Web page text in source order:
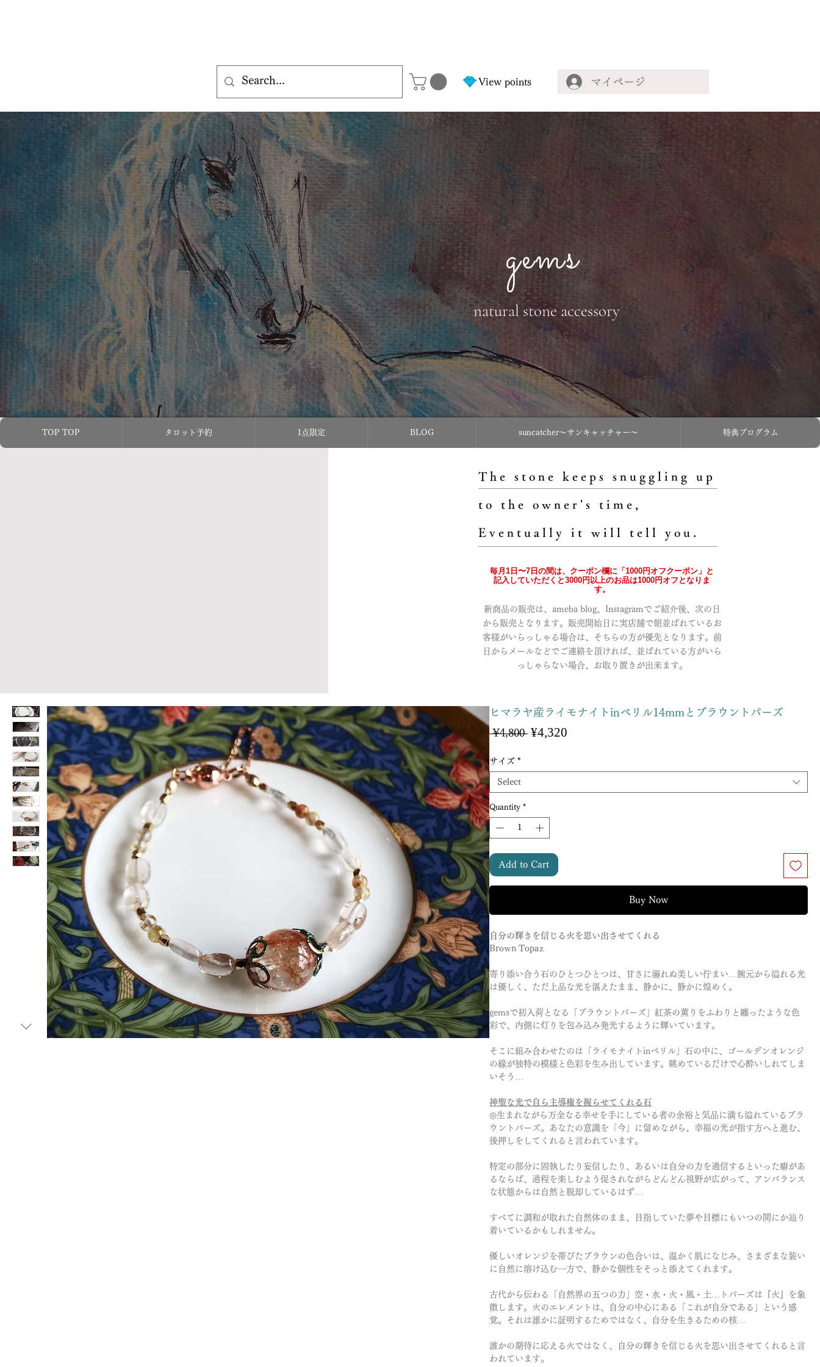
マイページ
View points
gems
natural stone accessory
TOP TOP タロット予約 1点限定 BLOG suncatcher〜サンキャッチャー〜 特典プログラム
The stone keeps snuggling up
to the owner's time,
Eventually it will tell you.
毎月1日〜7日の間は、クーポン欄に「1000円オフクーポン」と
記入していただくと3000円以上のお品は1000円オフとなりま
す。
新商品の販売は、ameba blog、Instagramでご紹介後、次の日
から販売となります。販売開始日に実店舗で朝並ばれているお
客様がいらっしゃる場合は、そちらの方が優先となります。前
日からメールなどでご連絡を頂ければ、並ばれている方がいら
っしゃらない場合、お取り置きが出来ます。
ヒマラヤ産ライモナイトinベリル14mmとブラウントパーズ
¥4,800 Regular
¥4,320
サイズ *
Select
Quantity *
Add to Cart
Buy Now
自分の輝きを信じる火を思い出させてくれる
Brown Topaz
寄り添い合う石のひとつひとつは、甘さに溺れぬ美しい佇まい…腕元から溢れる光
は優しく、ただ上品な光を湛えたまま、静かに、静かに煌めく。
gemsで初入荷となる「ブラウントパーズ」紅茶の薫りをふわりと纏ったような色
彩で、内側に灯りを包み込み発光するように輝いています。
そこに組み合わせたのは「ライモナイトinベリル」石の中に、ゴールデンオレンジ
の線が独特の模様と色彩を生み出しています。眺めているだけで心酔いしれてしま
いそう…
神聖な光で自ら主導権を握らせてくれる石
◎生まれながら万全なる幸せを手にしている者の余裕と気品に満ち溢れているブラ
ウントパーズ。あなたの意識を「今」に留めながら、幸福の光が指す方へと進む、
後押しをしてくれると言われています。
特定の部分に固執したり妄信したり、あるいは自分の力を過信するといった癖があ
るならば、過程を楽しむよう促されながらどんどん視野が広がって、アンバランス
な状態からは自然と脱却しているはず…
すべてに調和が取れた自然体のまま、目指していた夢や目標にもいつの間にか辿り
着いているかもしれません。
優しいオレンジを帯びたブラウンの色合いは、温かく肌になじみ、さまざまな装い
に自然に溶け込む一方で、静かな個性をそっと添えてくれます。
古代から伝わる「自然界の五つの力」空・水・火・風・土…トパーズは『火』を象
徴します。火のエレメントは、自分の中心にある「これが自分である」という感
覚。それは誰かに証明するためではなく、自分を生きるための核…
誰かの期待に応える火ではなく、自分の輝きを信じる火を思い出させてくれると言
われています。